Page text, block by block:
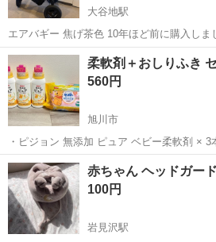
大谷地駅
エアバギー 焦げ茶色 10年ほど前に購入しました。 空気入れあり。 前
輪と後輪の1ヶ所、エアーキャップ紛失して
プも1ヶ所紛失しております。 いずれもエア
います。 ...
北海道 札幌市 大谷地駅 ベビー用品
柔軟剤＋おしりふき
560円
旭川市
・ピジョン 無添加 ピュア ベビー柔軟剤 × 3
おしりふき（80枚×3個パック） ノークレーム・ノーリターンでお願い
いたします！！
北海道 旭川市 ピジョン
赤ちゃん ヘッドガード
100円
岩見沢駅